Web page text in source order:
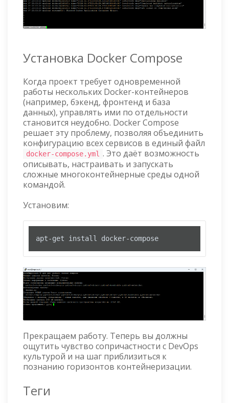
Установка Docker Compose
Когда проект требует одновременной
работы нескольких Docker-контейнеров
(например, бэкенд, фронтенд и база
данных), управлять ими по отдельности
становится неудобно. Docker Compose
решает эту проблему, позволяя объединить
конфигурацию всех сервисов в единый файл
docker-compose.yml . Это даёт возможность
описывать, настраивать и запускать
сложные многоконтейнерные среды одной
командой.
Установим:
apt-get install docker-compose
Прекращаем работу. Теперь вы должны
ощутить чувство сопричастности с DevOps
культурой и на шаг приблизиться к
познанию горизонтов контейнеризации.
Теги